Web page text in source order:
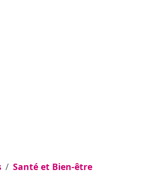
Santé et Bien-être